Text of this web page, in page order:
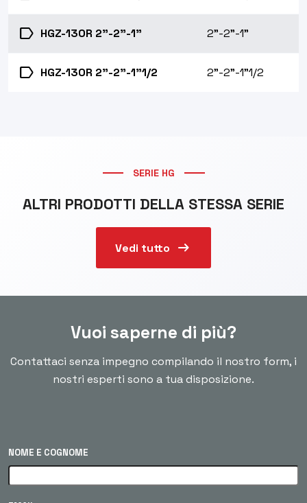
label HGZ-130R 2"-2"-1" 2"-2"-1"
label HGZ-130R 2"-2"-1"1/2 2"-2"-1"1/2
SERIE HG
ALTRI PRODOTTI DELLA STESSA SERIE
Vedi tutto arrow_right_alt
Vuoi saperne di più?
Contattaci senza impegno compilando il nostro form, i
nostri esperti sono a tua disposizione.
NOME E COGNOME